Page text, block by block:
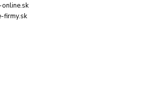
firmy.sk